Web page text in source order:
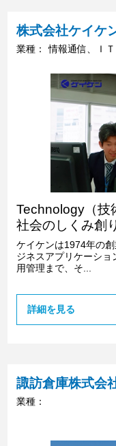
株式会社ケイケ
業種： 情報通信、Ｉ
Technology（技
社会のしくみ創
ケイケンは1974年の
ジネスアプリケーショ
用管理まで、そ...
詳細を見る
諏訪倉庫株式会
業種：